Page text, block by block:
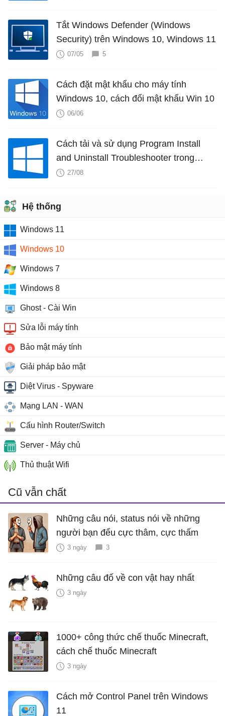
Tắt Windows Defender (Windows
Security) trên Windows 10, Windows 11
07/05 5
Cách đặt mật khẩu cho máy tính
Windows 10, cách đổi mật khẩu Win 10
06/06
Cách tải và sử dụng Program Install
and Uninstall Troubleshooter trong
Windows
27/08
Hệ thống
Windows 11
Windows 10
Windows 7
Windows 8
Ghost - Cài Win
Sửa lỗi máy tính
Bảo mật máy tính
Giải pháp bảo mật
Diệt Virus - Spyware
Mạng LAN - WAN
Cấu hình Router/Switch
Server - Máy chủ
Thủ thuật Wifi
Cũ vẫn chất
Những câu nói, status nói về những
người bạn đểu cực thâm, cực thấm
3 ngày 3
Những câu đố về con vật hay nhất
3 ngày
1000+ công thức chế thuốc Minecraft,
cách chế thuốc Minecraft
3 ngày
Cách mở Control Panel trên Windows
11